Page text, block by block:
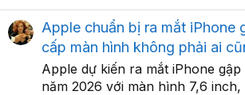
Apple chuẩn bị ra mắt iPhone
cấp màn hình không phải ai
Apple dự kiến ra mắt iPhone
năm 2026 với màn hình 7,6